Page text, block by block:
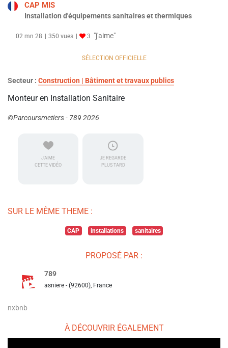
CAP MIS
Installation d'équipements sanitaires et thermiques
02 mn 28 350 vues 3 "j'aime"
SÉLECTION OFFICIELLE
Secteur : Construction | Bâtiment et travaux publics
Monteur en Installation Sanitaire
©Parcoursmetiers - 789 2026
J'AIME
CETTE VIDÉO
JE REGARDE
PLUS TARD
SUR LE MÊME THEME :
CAP installations sanitaires
PROPOSÉ PAR :
789
asniere - (92600), France
nxbnb
À DÉCOUVRIR ÉGALEMENT